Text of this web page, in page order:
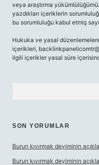
veya araştırma
yazdıkları içeriklerin
bu sorumluluğu kabul etmiş
Hukuka ve yasal
içerikleri,
ilgili içerikler yasal süre
SON YORUMLAR
Burun kıvırmak deyiminin
Burun kıvırmak deyiminin